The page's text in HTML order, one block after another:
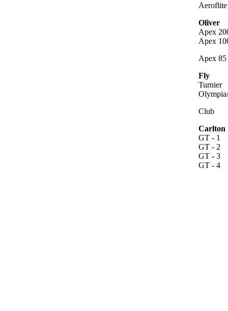
Oliver
Apex
Apex
Apex 85
Fly
Turnier
Club
Carlton
GT - 1
GT - 2
GT - 3
GT - 4